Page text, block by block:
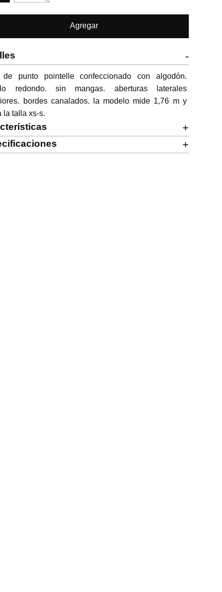
Agregar
-
de punto pointelle confeccionado con algodón.
redondo. sin mangas. aberturas laterales
bordes canalados. la modelo mide 1,76 m y
la talla xs-s.
+
+